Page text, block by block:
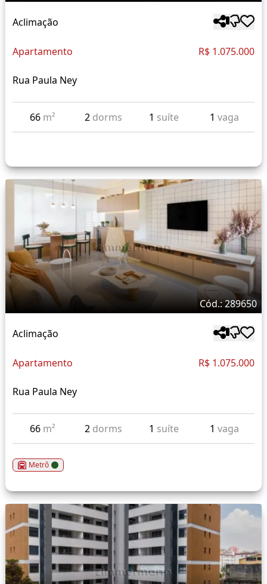
Aclimação
Apartamento R$ 1.075.000
Rua Paula Ney
66 m² 2 dorms 1 suíte 1 vaga
Cód.: 289650
Aclimação
Apartamento R$ 1.075.000
Rua Paula Ney
66 m² 2 dorms 1 suíte 1 vaga
Metrô